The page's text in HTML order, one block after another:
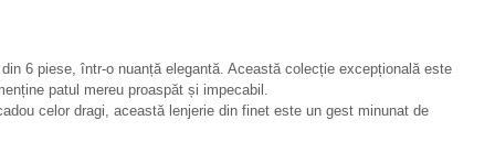
6 piese, într-o nuanță elegantă. Această colecție excepțională este
patul mereu proaspăt și impecabil.
celor dragi, această lenjerie din finet este un gest minunat de